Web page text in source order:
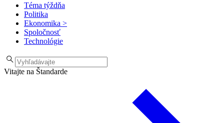
Téma týždňa
Politika
Ekonomika >
Spoločnosť
Technológie
Vitajte na Štandarde